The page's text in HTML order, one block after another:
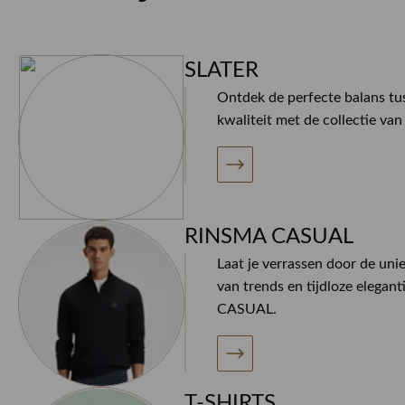
SLATER
Ontdek de perfecte balans
kwaliteit met de collectie van
RINSMA CASUAL
Laat je verrassen door de
van trends en tijdloze
CASUAL.